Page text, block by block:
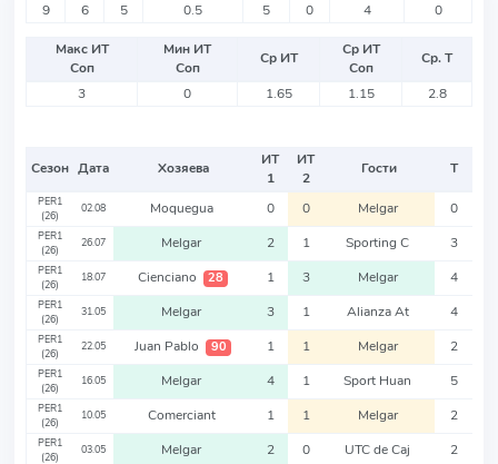
9
6 5 0.5 5 0 4 0
Макс ИТ
Соп
Мин ИТ
Соп
Ср ИТ
Ср ИТ
Соп
Ср. Т
3
0 1.65 1.15 2.8
Сезон Дата Хозяева
ИТ
1
ИТ
2
Гости Т
PER1
(26)
02.08 Moquegua 0 0 Melgar 0
PER1
(26)
26.07 Melgar 2 1 Sporting C 3
PER1
(26)
18.07 Cienciano 28 1 3 Melgar 4
PER1
(26)
31.05 Melgar 3 1 Alianza At 4
PER1
(26)
22.05 Juan Pablo 90 1 1 Melgar 2
PER1
(26)
16.05 Melgar 4 1 Sport Huan 5
PER1
(26)
10.05 Comerciant 1 1 Melgar 2
PER1
(26)
03.05 Melgar 2 0 UTC de Caj 2